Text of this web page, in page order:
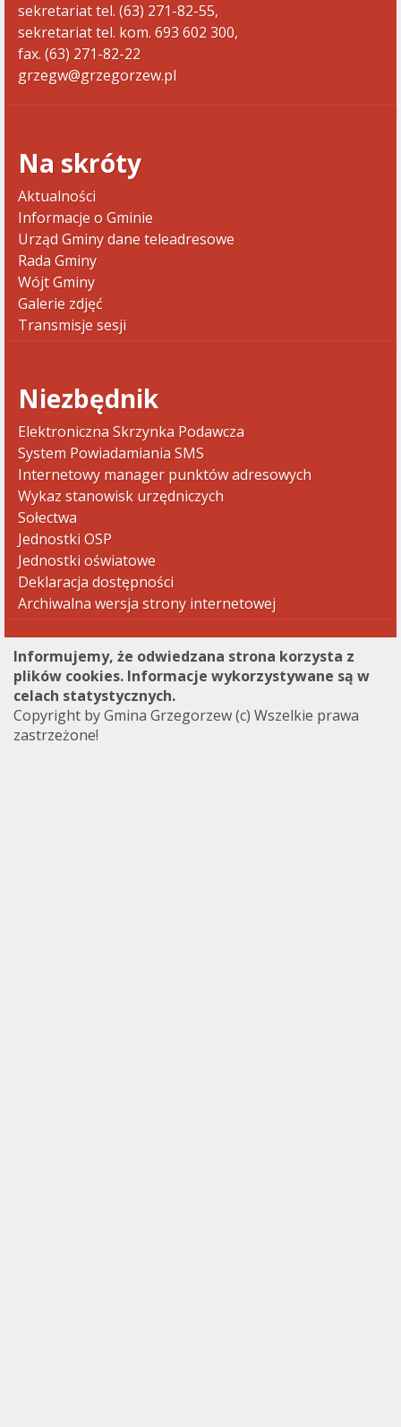
sekretariat tel. (63) 271-82-55,
sekretariat tel. kom. 693 602 300,
fax. (63) 271-82-22
grzegw@grzegorzew.pl
Na skróty
Aktualności
Informacje o Gminie
Urząd Gminy dane teleadresowe
Rada Gminy
Wójt Gminy
Galerie zdjęć
Transmisje sesji
Niezbędnik
Elektroniczna Skrzynka Podawcza
System Powiadamiania SMS
Internetowy manager punktów adresowych
Wykaz stanowisk urzędniczych
Sołectwa
Jednostki OSP
Jednostki oświatowe
Deklaracja dostępności
Archiwalna wersja strony internetowej
Informujemy, że odwiedzana strona korzysta z
plików cookies. Informacje wykorzystywane są w
celach statystycznych.
Copyright by Gmina Grzegorzew (c) Wszelkie prawa
zastrzeżone!